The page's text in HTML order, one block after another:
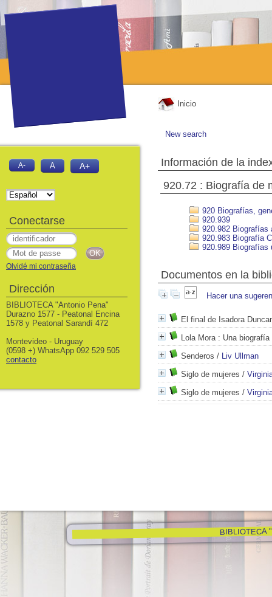
Inicio
New search
Información de la
920.72 : Biografía de
920 Biografías,
920.939
920.982 Biografías
920.983 Biografía
920.989 Biografías
Documentos en la
Hacer una
El final de Isadora
Lola Mora: Una biografía
Senderos / Liv Ullman
Siglo de mujeres /
Siglo de mujeres /
BIBLIOTECA
A- A A+
Conectarse
Olvidé mi contraseña
Dirección
BIBLIOTECA "Antonio Pena"
Durazno 1577 - Peatonal Encina
1578 y Peatonal Sarandí 472
Montevideo - Uruguay
(0598 +) WhatsApp 092 529 505
contacto